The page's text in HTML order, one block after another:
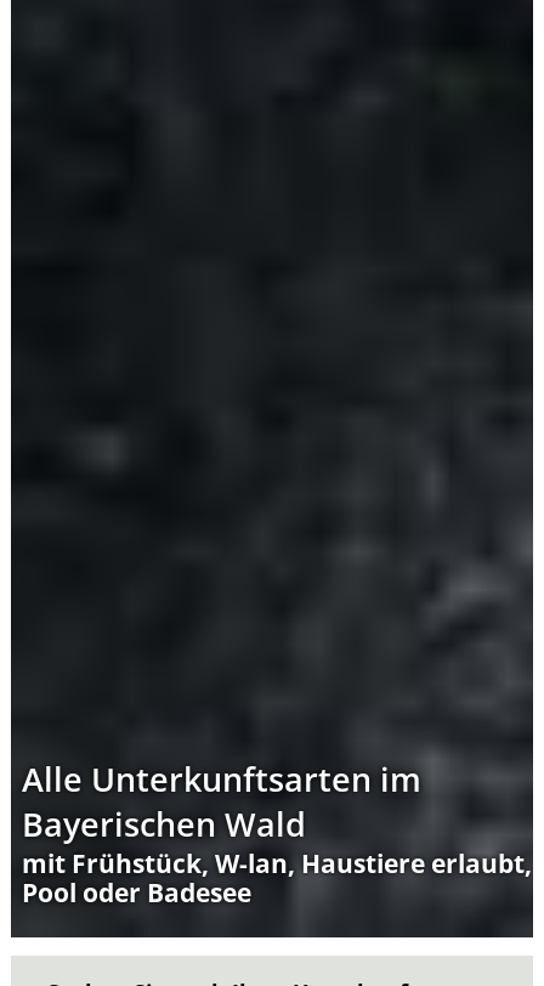
Alle Unterkunftsarten im
Bayerischen Wald
mit Frühstück, W-lan, Haustiere erlaubt,
Pool oder Badesee